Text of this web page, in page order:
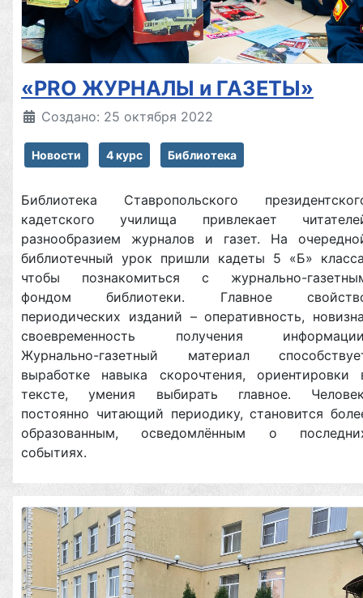
«РRO ЖУРНАЛЫ и ГАЗЕТЫ»
Создано: 25 октября 2022
Новости 4 курс Библиотека
Библиотека Ставропольского
кадетского училища привлекает
разнообразием журналов и газет. На
библиотечный урок пришли кадеты 5 «Б»
чтобы познакомиться с журнально-
фондом библиотеки. Главное
периодических изданий – оперативность,
своевременность получения
Журнально-газетный материал
выработке навыка скорочтения, ориентировки
тексте, умения выбирать главное.
постоянно читающий периодику, становится
образованным, осведомлённым о
событиях.